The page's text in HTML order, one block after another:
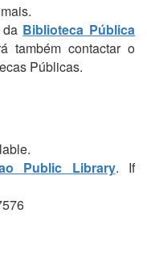
Biblioteca Pública
também contactar o
Públicas.
Public Library. If